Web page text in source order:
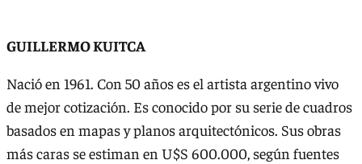
GUILLERMO KUITCA
Nació en 1961. Con 50 años es el artista argentino vivo
de mejor cotización. Es conocido por su serie de cuadros
basados en mapas y planos arquitectónicos. Sus obras
más caras se estiman en U$S 600.000, según fuentes